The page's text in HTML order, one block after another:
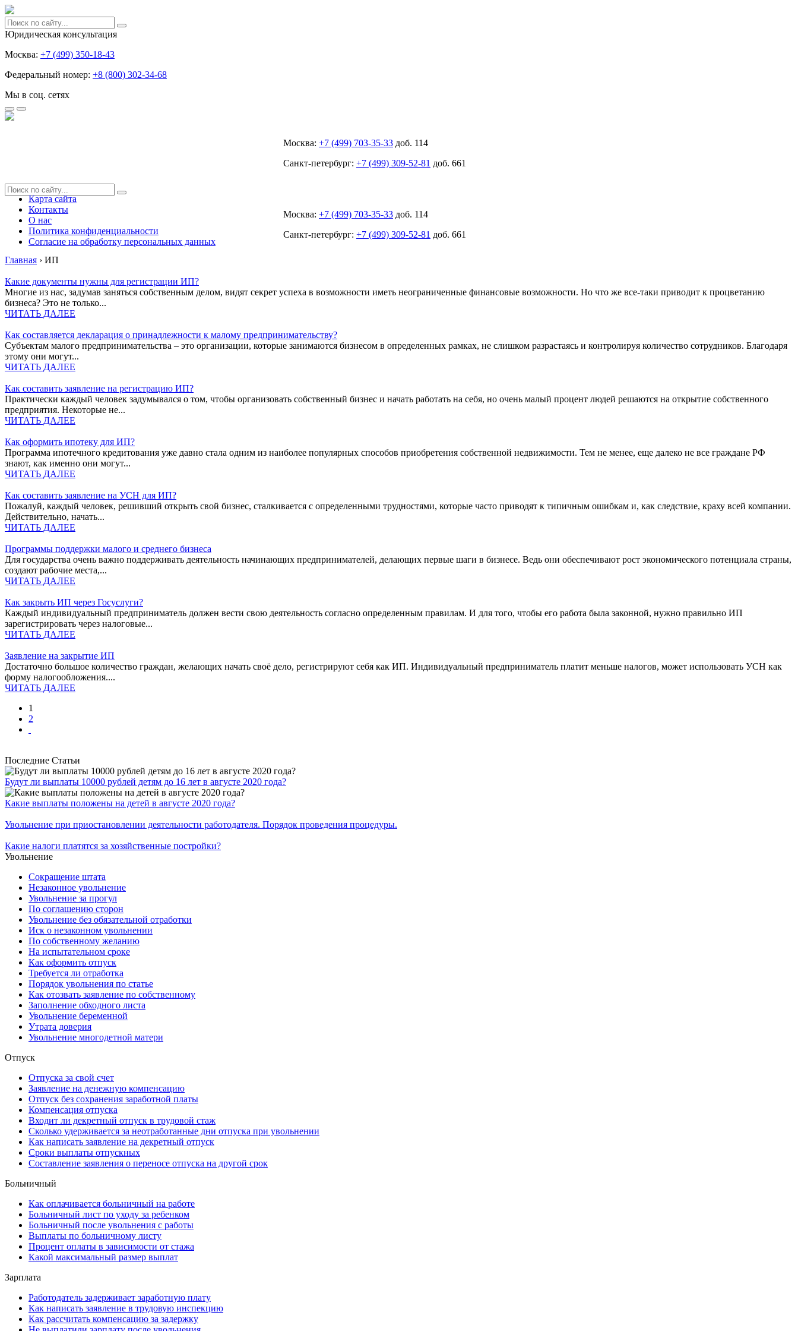
Юридическая консультация
Москва: +7 (499) 350-18-43
Федеральный номер: +8 (800) 302-34-68
Мы в соц. сетях
Москва: +7 (499) 703-35-33 доб. 114
Санкт-петербург: +7 (499) 309-52-81 доб. 661
Карта сайта
Контакты
О нас
Политика конфиденциальности
Согласие на обработку персональных данных
Москва: +7 (499) 703-35-33 доб. 114
Санкт-петербург: +7 (499) 309-52-81 доб. 661
Главная › ИП
Какие документы нужны для регистрации ИП?
Многие из нас, задумав заняться собственным делом, видят секрет успеха в возможности иметь неограниченные финансовые возможности. Но что же все-таки приводит к процветанию
бизнеса? Это не только...
ЧИТАТЬ ДАЛЕЕ
Как составляется декларация о принадлежности к малому предпринимательству?
Субъектам малого предпринимательства – это организации, которые занимаются бизнесом в определенных рамках, не слишком разрастаясь и контролируя количество сотрудников. Благодаря
этому они могут...
ЧИТАТЬ ДАЛЕЕ
Как составить заявление на регистрацию ИП?
Практически каждый человек задумывался о том, чтобы организовать собственный бизнес и начать работать на себя, но очень малый процент людей решаются на открытие собственного
предприятия. Некоторые не...
ЧИТАТЬ ДАЛЕЕ
Как оформить ипотеку для ИП?
Программа ипотечного кредитования уже давно стала одним из наиболее популярных способов приобретения собственной недвижимости. Тем не менее, еще далеко не все граждане РФ
знают, как именно они могут...
ЧИТАТЬ ДАЛЕЕ
Как составить заявление на УСН для ИП?
Пожалуй, каждый человек, решивший открыть свой бизнес, сталкивается с определенными трудностями, которые часто приводят к типичным ошибкам и, как следствие, краху всей компании.
Действительно, начать...
ЧИТАТЬ ДАЛЕЕ
Программы поддержки малого и среднего бизнеса
Для государства очень важно поддерживать деятельность начинающих предпринимателей, делающих первые шаги в бизнесе. Ведь они обеспечивают рост экономического потенциала страны,
создают рабочие места,...
ЧИТАТЬ ДАЛЕЕ
Как закрыть ИП через Госуслуги?
Каждый индивидуальный предприниматель должен вести свою деятельность согласно определенным правилам. И для того, чтобы его работа была законной, нужно правильно ИП
зарегистрировать через налоговые...
ЧИТАТЬ ДАЛЕЕ
Заявление на закрытие ИП
Достаточно большое количество граждан, желающих начать своё дело, регистрируют себя как ИП. Индивидуальный предприниматель платит меньше налогов, может использовать УСН как
форму налогообложения....
ЧИТАТЬ ДАЛЕЕ
1
2
Последние Статьи
Будут ли выплаты 10000 рублей детям до 16 лет в августе 2020 года?
Какие выплаты положены на детей в августе 2020 года?
Увольнение при приостановлении деятельности работодателя. Порядок проведения процедуры.
Какие налоги платятся за хозяйственные постройки?
Увольнение
Сокращение штата
Незаконное увольнение
Увольнение за прогул
По соглашению сторон
Увольнение без обязательной отработки
Иск о незаконном увольнении
По собственному желанию
На испытательном сроке
Как оформить отпуск
Требуется ли отработка
Порядок увольнения по статье
Как отозвать заявление по собственному
Заполнение обходного листа
Увольнение беременной
Утрата доверия
Увольнение многодетной матери
Отпуск
Отпуска за свой счет
Заявление на денежную компенсацию
Отпуск без сохранения заработной платы
Компенсация отпуска
Входит ли декретный отпуск в трудовой стаж
Сколько удерживается за неотработанные дни отпуска при увольнении
Как написать заявление на декретный отпуск
Сроки выплаты отпускных
Составление заявления о переносе отпуска на другой срок
Больничный
Как оплачивается больничный на работе
Больничный лист по уходу за ребенком
Больничный после увольнения с работы
Выплаты по больничному листу
Процент оплаты в зависимости от стажа
Какой максимальный размер выплат
Зарплата
Работодатель задерживает заработную плату
Как написать заявление в трудовую инспекцию
Как рассчитать компенсацию за задержку